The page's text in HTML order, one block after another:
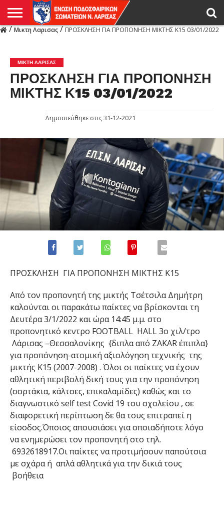
/Μικτη Λαρισας/ΠΡΟΣΚΛΗΣΗ ΓΙΑ ΠΡΟΠΟΝΗΣΗ ΜΙΚΤΗΣ Κ15 03/01/2022
ΜΙΚΤΗ ΛΑΡΙΣΑΣ
ΠΡΟΣΚΛΗΣΗ ΓΙΑ ΠΡΟΠΟΝΗΣΗ
ΜΙΚΤΗΣ Κ15 03/01/2022
Δημοσιεύθηκε στις31-12-2021
ΠΡΟΣΚΛΗΣΗ ΓΙΑ ΠΡΟΠΟΝΗΣΗ ΜΙΚΤΗΣ Κ15
Από τον προπονητή της μικτής ΤσέτσιλαΔημήτρη
καλούνται οι παρακάτω παίκτες να βρίσκονταιτη
Δευτέρα 3/1/2022 και ώρα 14:45 μ.μ. στο
προπονητικό κεντρο FOOTBALL HALL 3ο χιλ/τρο
Λάρισας –Θεσσαλονίκης {διπλααπό ZAKAR έπιπλα}
για προπόνηση-ατομική αξιολόγηση τεχνικής της
μικτής Κ15 (2007-2008) . Όλοι οι παίκτες να έχουν
αθλητική περιβολή δική τους για την προπόνηση
(σορτάκια, κάλτσες, επικαλαμίδες) καθώς και τo
διαγνωστικό self test Covid 19 του σχολείου , σε
διαφορετική περίπτωση δε θα τους επιτραπεί η
είσοδος.Όποιος απουσιάσει για οποιαδήποτε λόγο
να ενημερώσει τον προπονητή στο τηλ.
6932618917.Οι παίκτες να προτιμήσουν παπούτσια
με σχάρα ή απλά αθλητικά για την δικιά τους
βοήθεια